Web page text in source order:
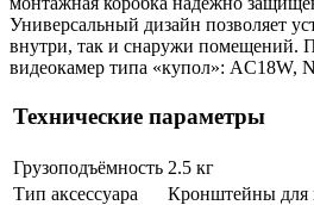
Универсальный дизайн позволяет
внутри, так и снаружи помещений.
видеокамер типа «купол»: AC18W,
Технические параметры
Грузоподъёмность 2.5 кг
Тип аксессуара
Кронштейны для